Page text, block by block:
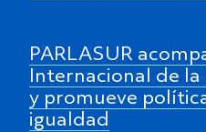
PARLASUR
Internacional de
y promueve
igualdad